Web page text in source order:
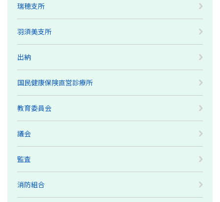
瑞穂支所
羽須美支所
出納
国民健康保険直営診療所
教育委員会
議会
監査
消防組合